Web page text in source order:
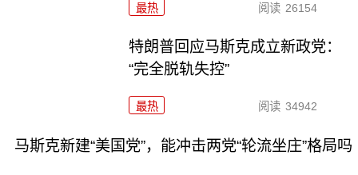
最热 阅读 26154
特朗普回应马斯克成立新政党：
“完全脱轨失控”
最热 阅读 34942
马斯克新建“美国党”，能冲击两党“轮流坐庄”格局吗